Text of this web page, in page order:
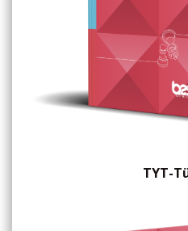
TYT-